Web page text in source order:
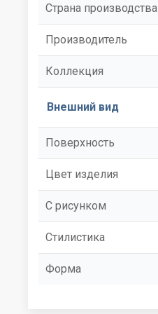
Страна производства
Производитель
Коллекция
Внешний вид
Поверхность
Цвет изделия
С рисунком
Стилистика
Форма